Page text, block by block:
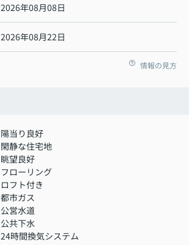
2026年08月08日
2026年08月22日
情報の見方
陽当り良好
閑静な住宅地
眺望良好
フローリング
ロフト付き
都市ガス
公営水道
公共下水
24時間換気システム